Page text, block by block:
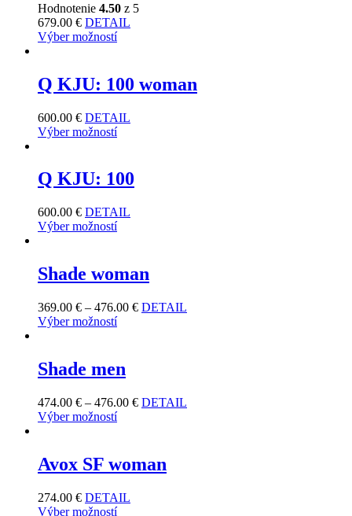
Hodnotenie 4.50 z 5
679.00 € DETAIL
Výber možností
Q KJU: 100 woman
600.00 € DETAIL
Výber možností
Q KJU: 100
600.00 € DETAIL
Výber možností
Shade woman
369.00 € – 476.00 € DETAIL
Výber možností
Shade men
474.00 € – 476.00 € DETAIL
Výber možností
Avox SF woman
274.00 € DETAIL
Výber možností